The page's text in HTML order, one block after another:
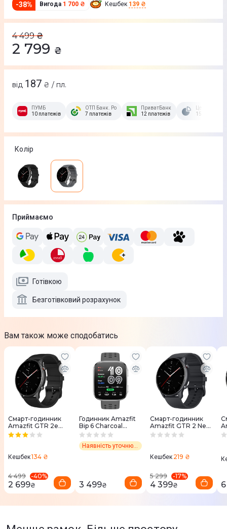
-38% Вигода 1 700 ₴ Кешбек 139 ₴
4 499 ₴
2 799 ₴
від 187 ₴ / пл.
ПУМБ
10 платежів
ОТП Банк. Розстрочка Скибочка.
7 платежів
ПриватБанк
12 платежів
15 платежів
Колір
Приймаємо
Готівкою
Безготівковий розрахунок
Вам також може сподобатись
Смарт-годинник
Amazfit GTR 2e
(Black) A2023
Кешбек134 ₴
4 499 -40%
2 699₴
Годинник Amazfit
Bip 6 Charcoal
(Вугільний)
W2435AP3N
Наявність уточнює менеджер
3 499₴
Смарт-годинник
Amazfit GTR 2 New
Version (Thunder
Кешбек 219 ₴
5 299 -17%
4 399₴